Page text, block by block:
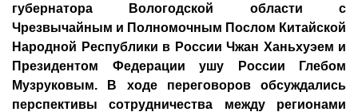
губернатора Вологодской области с
Чрезвычайным и Полномочным Послом Китайской
Народной Республики в России Чжан Ханьхуэем и
Президентом Федерации ушу России Глебом
Музруковым. В ходе переговоров обсуждались
перспективы сотрудничества между регионами